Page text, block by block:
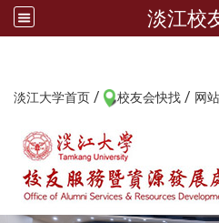
淡江校
淡江大学首页 / 校友会快找 / 网